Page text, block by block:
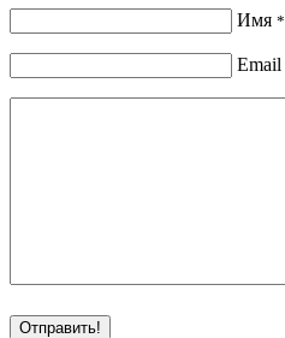
Имя *
Email